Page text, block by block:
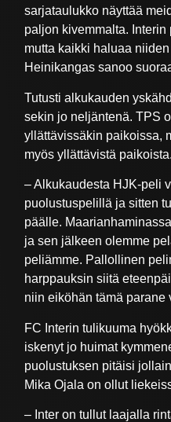
sarjataulukko näyttää
paljon kivemmalta.
mutta kaikki haluaa
Heinikangas sanoo
Tutusti alkukauden
sekin jo neljäntenä. TPS
yllättävissäkin paikoissa,
myös yllättävistä paikoista.
– Alkukaudesta HJK-peli
puolustuspelillä ja sitten
päälle.
ja sen jälkeen olemme
peliämme. Pallollinen
harppauksin siitä
niin eiköhän tämä parane
FC Interin tulikuuma
iskenyt jo huimat
puolustuksen pitäisi
Mika Ojala on ollut
– Inter on tullut laajalla